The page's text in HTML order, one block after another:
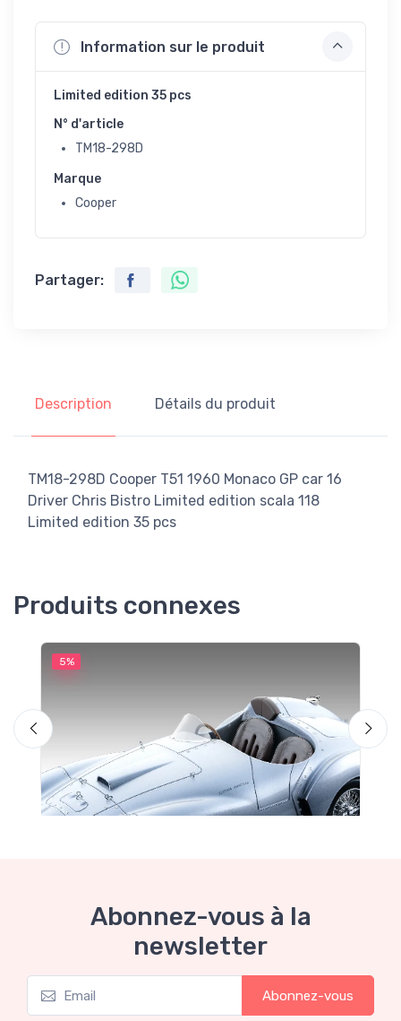
Information sur le produit
Limited edition 35 pcs
N° d'article
TM18-298D
Marque
Cooper
Partager:
Description Détails du produit
TM18-298D Cooper T51 1960 Monaco GP car 16
Driver Chris Bistro Limited edition scala 118
Limited edition 35 pcs
Produits connexes
5%
Mythos Collection 1-18
Ferrari 166 MM Abarth Metallic Silver Press
Abonnez-vous à la
newsletter
Abonnez-vous